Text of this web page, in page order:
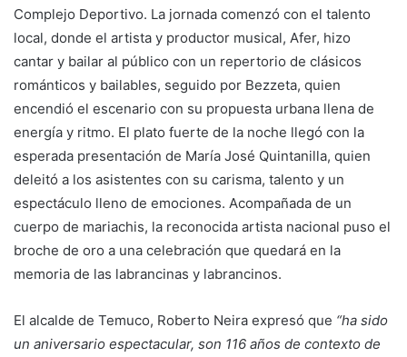
Complejo Deportivo. La jornada comenzó con el talento
local, donde el artista y productor musical, Afer, hizo
cantar y bailar al público con un repertorio de clásicos
románticos y bailables, seguido por Bezzeta, quien
encendió el escenario con su propuesta urbana llena de
energía y ritmo. El plato fuerte de la noche llegó con la
esperada presentación de María José Quintanilla, quien
deleitó a los asistentes con su carisma, talento y un
espectáculo lleno de emociones. Acompañada de un
cuerpo de mariachis, la reconocida artista nacional puso el
broche de oro a una celebración que quedará en la
memoria de las labrancinas y labrancinos.
El alcalde de Temuco, Roberto Neira expresó que “ha sido
un aniversario espectacular, son 116 años de contexto de